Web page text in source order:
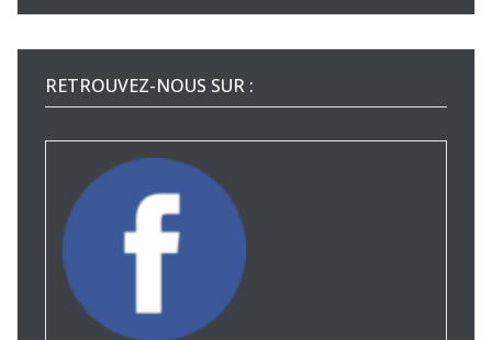
RETROUVEZ-NOUS SUR :